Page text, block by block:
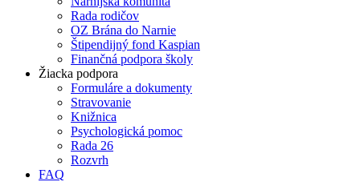
Rada rodičov
OZ Brána do Narnie
Štipendijný fond Kaspian
Finančná podpora školy
Žiacka podpora
Formuláre a dokumenty
Stravovanie
Knižnica
Psychologická pomoc
Rada 26
Rozvrh
FAQ